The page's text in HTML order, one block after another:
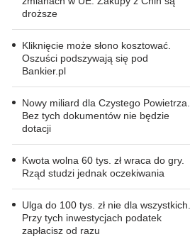
droższe
Kliknięcie może słono kosztować.
Oszuści podszywają się pod
Bankier.pl
Nowy miliard dla Czystego Powietrza.
Bez tych dokumentów nie będzie
dotacji
Kwota wolna 60 tys. zł wraca do gry.
Rząd studzi jednak oczekiwania
Ulga do 100 tys. zł nie dla wszystkich.
Przy tych inwestycjach podatek
zapłacisz od razu